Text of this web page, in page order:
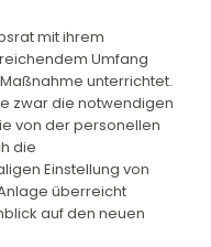
mit ihrem
Umfang
unterrichtet.
zwar die notwendigen
von der personellen
die
Einstellung von
überreicht
auf den neuen